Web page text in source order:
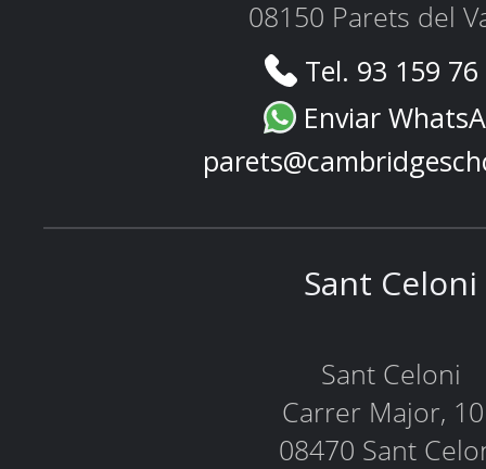
08150 Parets del
Tel. 93 159
Enviar
Sant Celoni
Sant Celoni
Carrer Major,
08470 Sant